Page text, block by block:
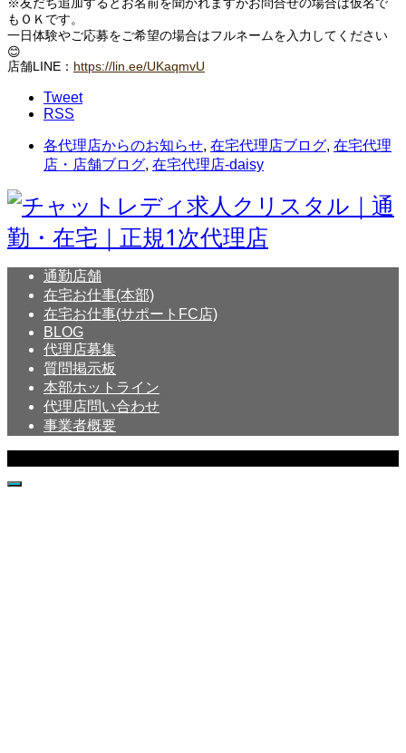
もＯＫです。
一日体験やご応募をご希望の場合はフルネームを入力してください
😊
店舗LINE： https://lin.ee/UKaqmvU
Tweet
RSS
各代理店からのお知らせ, 在宅代理店ブログ, 在宅代理
店・店舗ブログ, 在宅代理店-daisy
通勤店舗
在宅お仕事(本部)
在宅お仕事(サポートFC店)
BLOG
代理店募集
質問掲示板
本部ホットライン
代理店問い合わせ
事業者概要